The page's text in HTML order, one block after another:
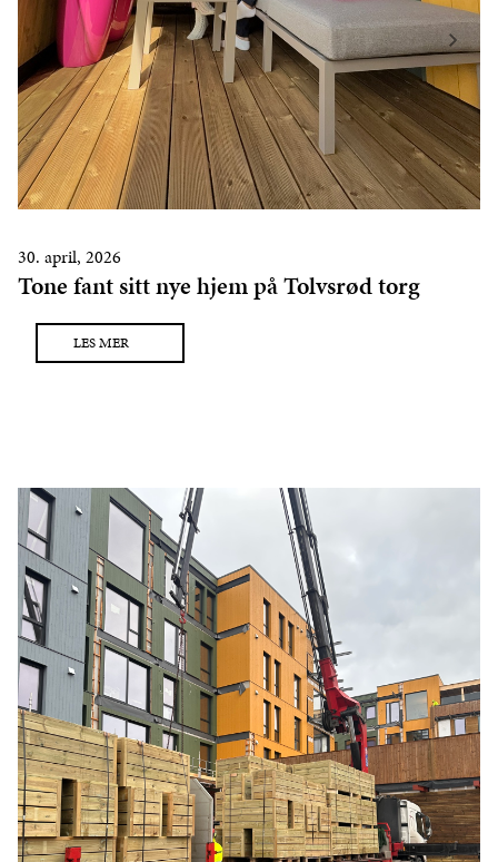
30. april, 2026
Tone fant sitt nye hjem på Tolvsrød torg
LES MER